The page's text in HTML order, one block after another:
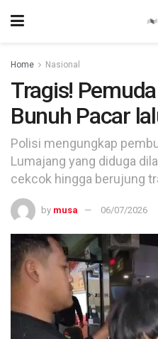
Home Nasional
Tragis!
Bunuh Pacar
Polisi mengungkap
Lumajang yang diduga
cekcok hingga berujung
by musa 06/07/2026